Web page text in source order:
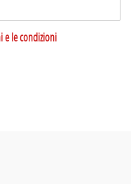
e le condizioni